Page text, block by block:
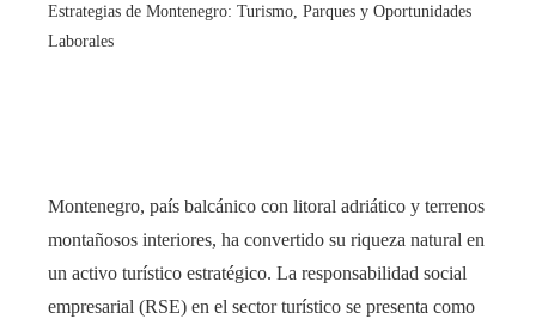
Estrategias de Montenegro: Turismo, Parques y Oportunidades
Laborales
Montenegro, país balcánico con litoral adriático y terrenos
montañosos interiores, ha convertido su riqueza natural en
un activo turístico estratégico. La responsabilidad social
empresarial (RSE) en el sector turístico se presenta como